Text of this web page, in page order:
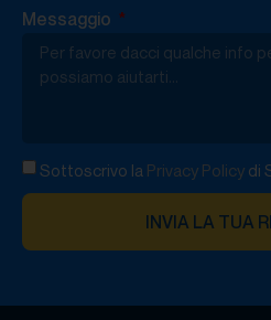
Messaggio
Sottoscrivo la Privacy Policy di
INVIA LA TUA